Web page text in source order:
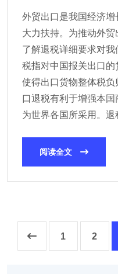
外贸出口是我国经济
大力扶持。为推动外贸
了解退税详细要求对
税指对中国报关出口
使得出口货物整体税
口退税有利于增强本国
为世界各国所采用。
阅读全文
1 2